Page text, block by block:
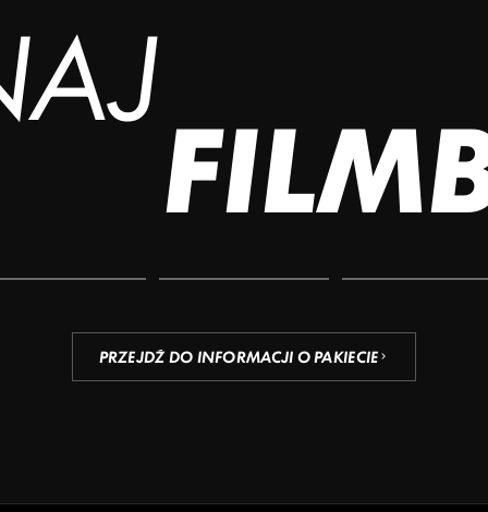
PRZEJDŹ DO INFORMACJI O PAKIECIE